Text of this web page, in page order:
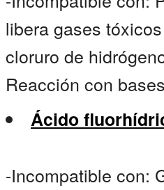
libera gases
cloruro de
Reacción con
Ácido
-Incompatible con: